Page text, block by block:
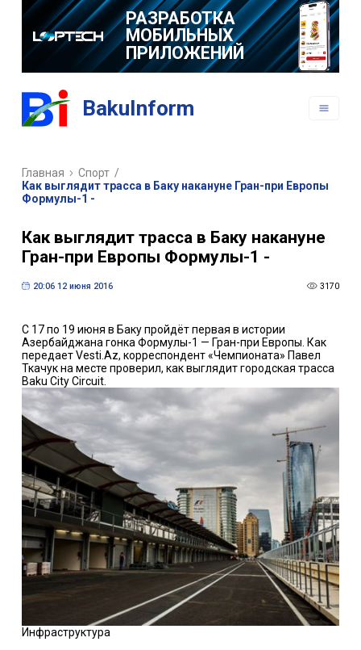
РАЗРАБОТКА
МОБИЛЬНЫХ
ПРИЛОЖЕНИЙ
BakuInform
Главная Спорт /
Как выглядит трасса в Баку накануне Гран-при Европы
Формулы-1 -
Как выглядит трасса в Баку накануне
Гран-при Европы Формулы-1 -
20:06 12 июня 2016 3170
C 17 по 19 июня в Баку пройдёт первая в истории
Азербайджана гонка Формулы-1 — Гран-при Европы. Как
передает Vesti.Az, корреспондент «Чемпионата» Павел
Ткачук на месте проверил, как выглядит городская трасса
Baku City Circuit.
Инфраструктура